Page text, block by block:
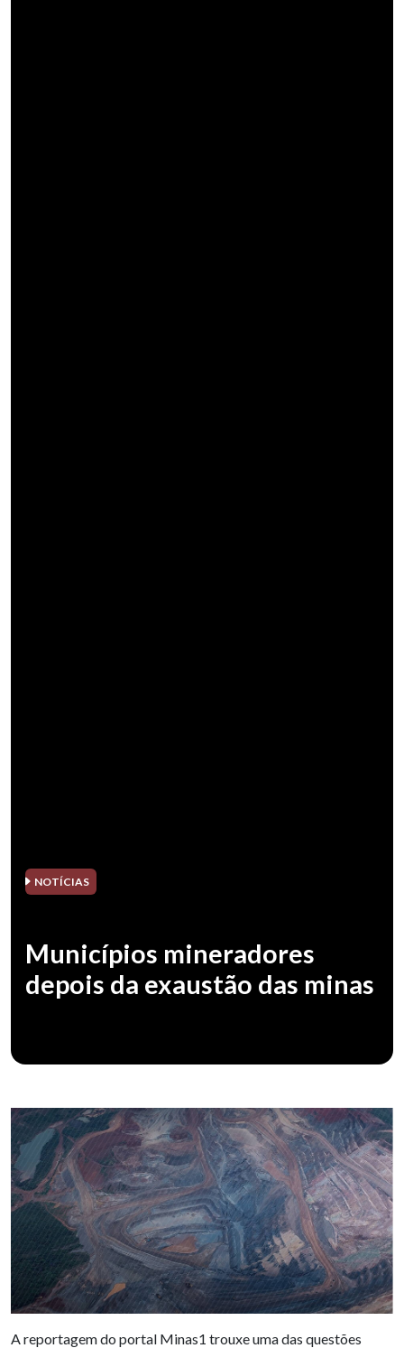
NOTÍCIAS
Municípios mineradores
depois da exaustão das minas
A reportagem do portal Minas1 trouxe uma das questões